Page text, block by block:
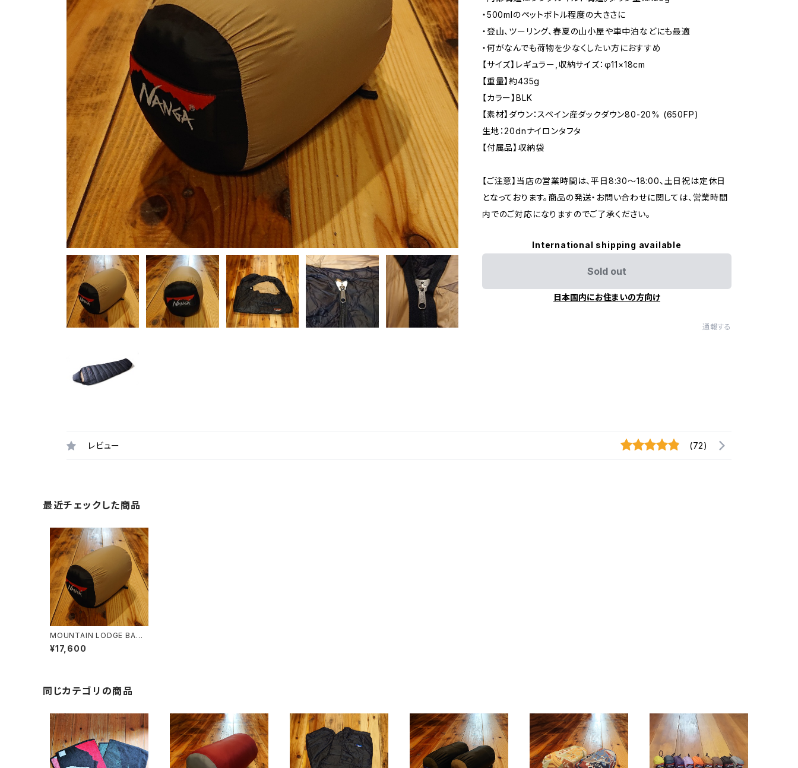
・500mlのペットボトル程度の大きさに
・登山、ツーリング、春夏の山小屋や車中泊などにも最適
・何がなんでも荷物を少なくしたい方におすすめ
【サイズ】レギュラー,収納サイズ：φ11×18cm
【重量】約435g
【カラー】BLK
【素材】ダウン：スペイン産ダックダウン80-20% (650FP)
生地：20dnナイロンタフタ
【付属品】収納袋
【ご注意】当店の営業時間は、平日8:30～18:00、土日祝は定休日
となっております。商品の発送・お問い合わせに関しては、営業時間
内でのご対応になりますのでご了承ください。
International shipping available
Sold out
日本国内にお住まいの方向け
通報する
レビュー (72)
最近チェックした商品
MOUNTAIN LODGE BAG 1
20
¥17,600
同じカテゴリの商品